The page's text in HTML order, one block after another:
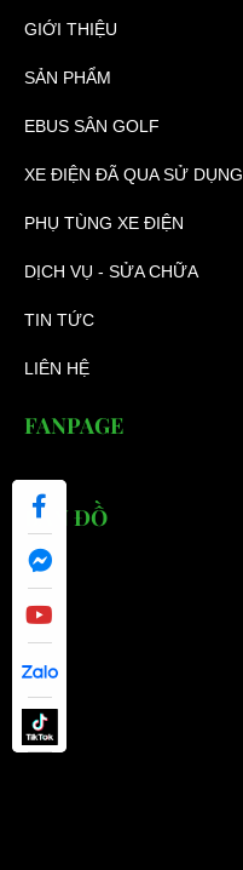
GIỚI THIỆU
SẢN PHẨM
EBUS SÂN GOLF
XE ĐIỆN ĐÃ QUA SỬ DỤNG
PHỤ TÙNG XE ĐIỆN
DỊCH VỤ - SỬA CHỮA
TIN TỨC
LIÊN HỆ
FANPAGE
BẢN ĐỒ